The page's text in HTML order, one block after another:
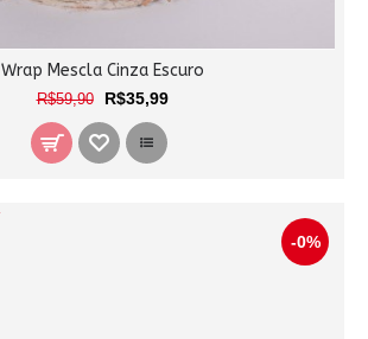
Wrap Mescla Cinza Escuro
R$59,90 R$35,99
-0%